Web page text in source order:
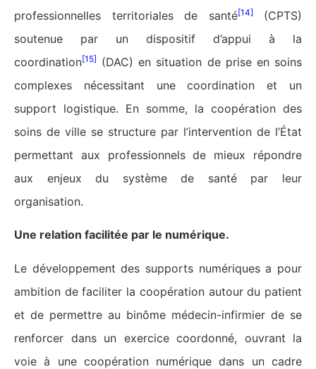
professionnelles territoriales de santé[14]
(CPTS)
soutenue par un dispositif d’appui à la
coordination[15] (DAC) en situation de prise en soins
complexes nécessitant une coordination et un
support logistique. En somme, la coopération des
soins de ville se structure par l’intervention de l’État
permettant aux professionnels de mieux répondre
aux enjeux du système de santé par leur
organisation.
Une relation facilitée par le numérique.
Le développement des supports numériques a pour
ambition de faciliter la coopération autour du patient
et de permettre au binôme médecin-infirmier de se
renforcer dans un exercice coordonné, ouvrant la
voie à une coopération numérique dans un cadre